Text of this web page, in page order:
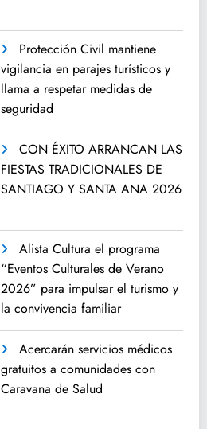
Protección Civil mantiene
vigilancia en parajes turísticos y
llama a respetar medidas de
seguridad
CON ÉXITO ARRANCAN LAS
FIESTAS TRADICIONALES DE
SANTIAGO Y SANTA ANA 2026
Alista Cultura el programa
“Eventos Culturales de Verano
2026” para impulsar el turismo y
la convivencia familiar
Acercarán servicios médicos
gratuitos a comunidades con
Caravana de Salud